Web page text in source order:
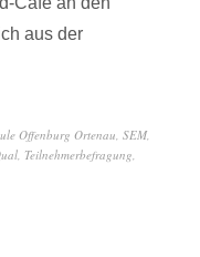
aus der
Offenburg Ortenau, SEM,
, Teilnehmerbefragung,